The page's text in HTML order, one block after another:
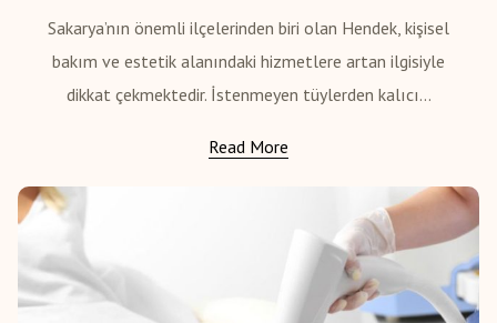
Sakarya’nın önemli ilçelerinden biri olan Hendek, kişisel
bakım ve estetik alanındaki hizmetlere artan ilgisiyle
dikkat çekmektedir. İstenmeyen tüylerden kalıcı...
Read More